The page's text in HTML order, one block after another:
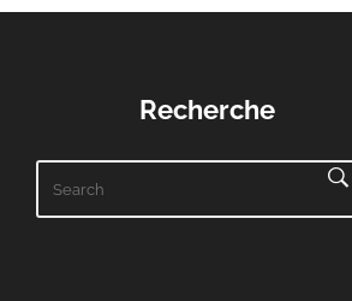
Recherche